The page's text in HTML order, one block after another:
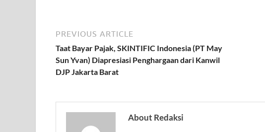
PREVIOUS ARTICLE
Taat Bayar Pajak, SKINTIFIC Indonesia (PT May
Sun Yvan) Diapresiasi Penghargaan dari Kanwil
DJP Jakarta Barat
About Redaksi